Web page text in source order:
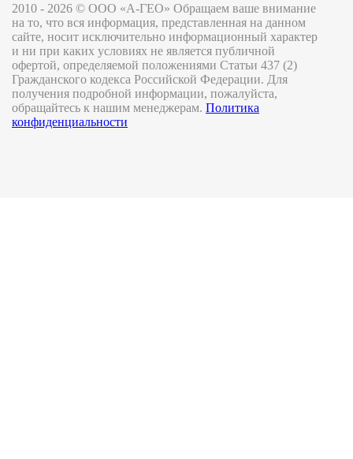
2010 - 2026 © ООО «А-ГЕО» Обращаем ваше внимание
на то, что вся информация, представленная на данном
сайте, носит исключительно информационный характер
и ни при каких условиях не является публичной
офертой, определяемой положениями Статьи 437 (2)
Гражданского кодекса Российской Федерации. Для
получения подробной информации, пожалуйста,
обращайтесь к нашим менеджерам. Политика
конфиденциальности